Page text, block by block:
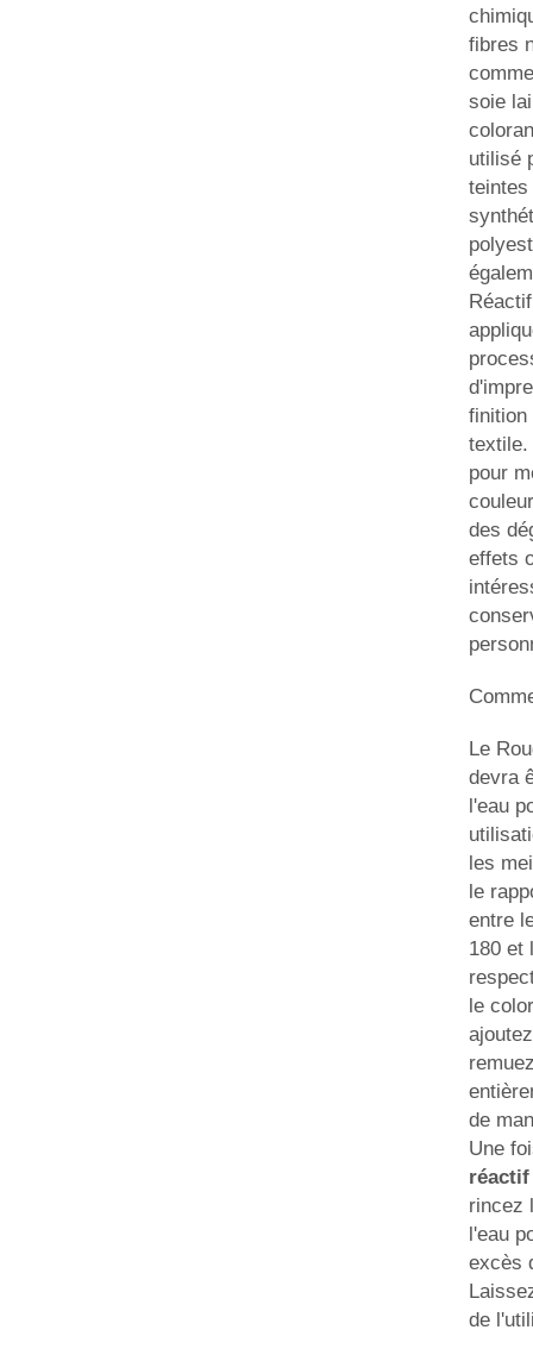
fibres
soie
utilisé
finition
textile.
pour
des
effets
Le
devra
l'eau
les
le
entre
180 et
le
de
Une
rincez
l'eau
excès
de